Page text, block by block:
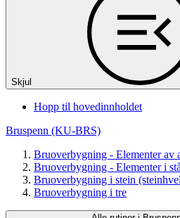
Skjul
Hopp til hovedinnholdet
Bruspenn (KU-BRS)
Bruoverbygning - Elementer av
Bruoverbygning - Elementer i
Bruoverbygning i stein
Bruoverbygning i tre